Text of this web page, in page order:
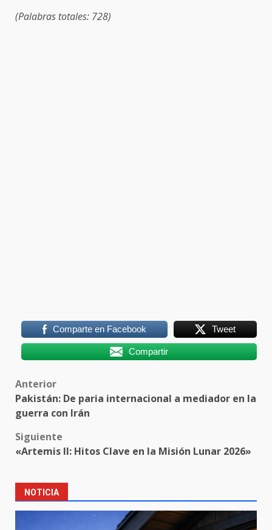
(Palabras totales: 728)
Comparte en Facebook Tweet
Compartir
Post
navigation
Anterior
Pakistán: De paria internacional a mediador en la
guerra con Irán
Siguiente
«Artemis II: Hitos Clave en la Misión Lunar 2026»
NOTICIA